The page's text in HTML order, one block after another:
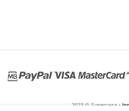
2023 © Supercasa •